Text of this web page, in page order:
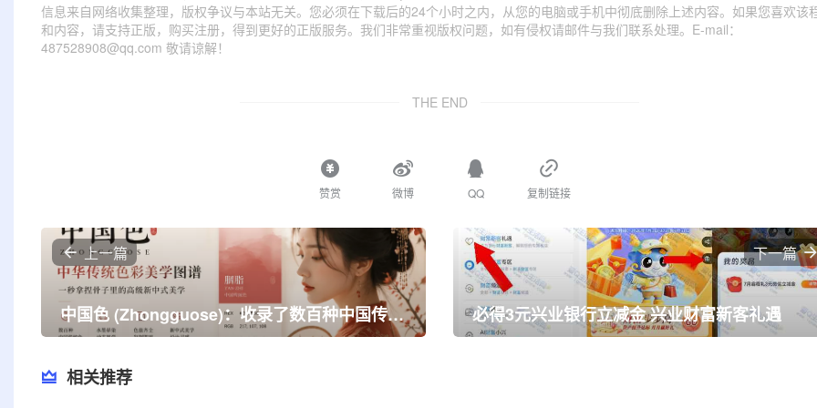
信息来自网络收集整理，版权争议与本站无关。您必须在下载后的24个小时之内，从您的电脑或手机中彻底删除上述内容。如果您喜欢该
和内容，请支持正版，购买注册，得到更好的正版服务。我们非常重视版权问题，如有侵权请邮件与我们联系处理。E-mail：
487528908@qq.com 敬请谅解！
THE END
赞赏 微博 QQ 复制链接
上一篇
中国色 (Zhongguose)：收录了数百种中国传统色彩，让你的设计瞬间高级！
下一篇
必得3元兴业银行立减金 兴业财富新客礼遇
相关推荐